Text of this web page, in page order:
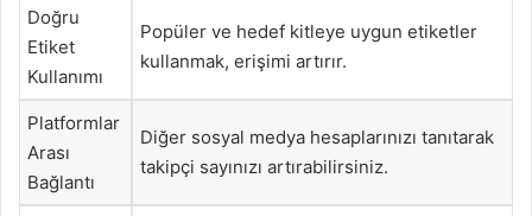
Doğru
Etiket
Kullanımı
Popüler ve hedef kitleye uygun etiketler
kullanmak, erişimi artırır.
Platformlar
Arası
Bağlantı
Diğer sosyal medya hesaplarınızı tanıtarak
takipçi sayınızı artırabilirsiniz.